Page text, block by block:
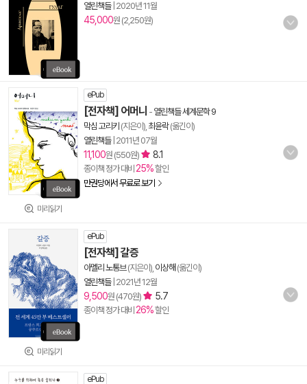
열린책들| 2020년 11월
45,000원 (2,250원)
미리읽기
ePub
[전자책] 어머니 - 열린책들 세계문학 9
막심 고리키 (지은이), 최윤락(옮긴이)
열린책들| 2011년 07월
11,100원 (550원) 8.1
종이책 정가 대비 25%할인
만권당에서 무료로 보기
미리읽기
ePub
[전자책] 갈증
아멜리 노통브(지은이), 이상해 (옮긴이)
열린책들| 2021년 12월
9,500원 (470원) 5.7
종이책 정가 대비 26%할인
ePub